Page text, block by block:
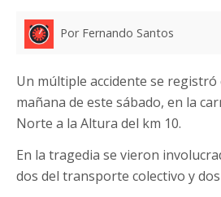
Por Fernando Santos
Un múltiple accidente se registró
mañana de este sábado, en la
Norte a la Altura del km 10.
En la tragedia se vieron
dos del transporte colectivo y